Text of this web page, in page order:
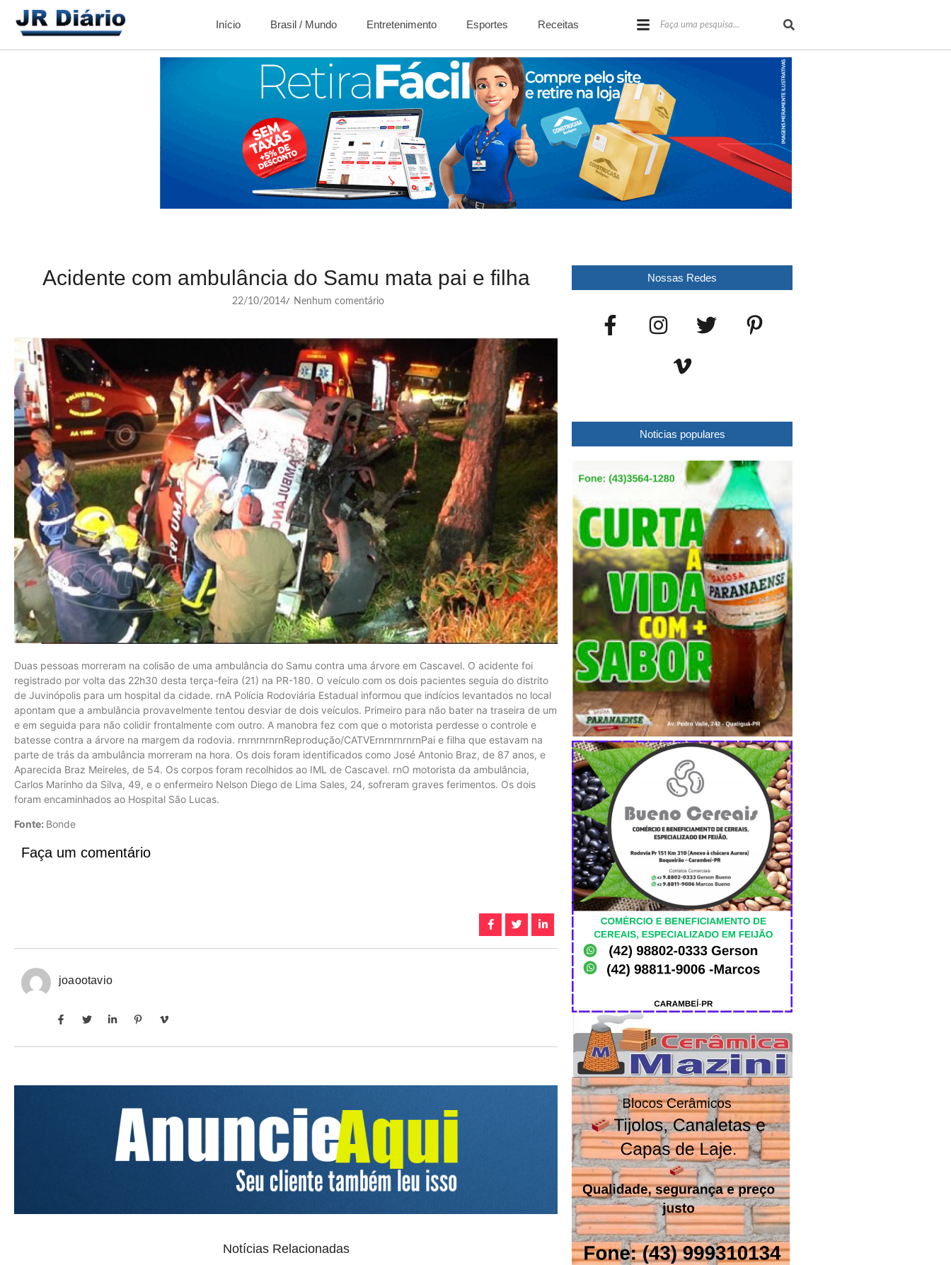
Início Brasil / Mundo Entretenimento Esportes Receitas
Acidente com ambulância do Samu mata pai e filha
22/10/2014/ Nenhum comentário
Duas pessoas morreram na colisão de uma ambulância do Samu contra uma árvore em Cascavel. O acidente foi
registrado por volta das 22h30 desta terça-feira (21) na PR-180. O veículo com os dois pacientes seguia do distrito
de Juvinópolis para um hospital da cidade. rnA Polícia Rodoviária Estadual informou que indícios levantados no local
apontam que a ambulância provavelmente tentou desviar de dois veículos. Primeiro para não bater na traseira de um
e em seguida para não colidir frontalmente com outro. A manobra fez com que o motorista perdesse o controle e
batesse contra a árvore na margem da rodovia. rnrnrnrnrnReprodução/CATVErnrnrnrnrnPai e filha que estavam na
parte de trás da ambulância morreram na hora. Os dois foram identificados como José Antonio Braz, de 87 anos, e
Aparecida Braz Meireles, de 54. Os corpos foram recolhidos ao IML de Cascavel. rnO motorista da ambulância,
Carlos Marinho da Silva, 49, e o enfermeiro Nelson Diego de Lima Sales, 24, sofreram graves ferimentos. Os dois
foram encaminhados ao Hospital São Lucas.
Fonte: Bonde
Faça um comentário
joaootavio
Notícias Relacionadas
Nossas Redes
Noticias populares